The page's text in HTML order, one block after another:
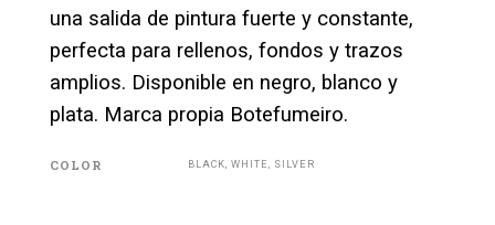
una salida de pintura fuerte y constante,
perfecta para rellenos, fondos y trazos
amplios. Disponible en negro, blanco y
plata. Marca propia Botefumeiro.
COLOR BLACK, WHITE, SILVER